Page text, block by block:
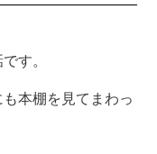
す。
本棚を見てまわっ